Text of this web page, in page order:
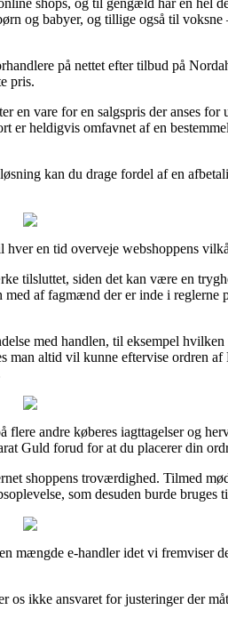
og babyer, og tillige også til
på nettet efter tilbud på
pris.
vare for en salgspris der anses for
heldigvis omfavnet af en
kan du drage fordel af en
en tid overveje webshoppens
tilsluttet, siden det kan være en
af fagmænd der er inde i reglerne
med handlen, til eksempel
man altid vil kunne eftervise ordren
andre køberes iagttagelser og
Guld forud for at du placerer din
shoppens troværdighed. Tilmed
som desuden burde
mængde e-handler idet vi fremviser
os ikke ansvaret for justeringer der